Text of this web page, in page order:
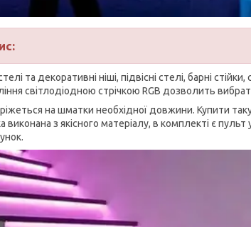
:
та декоративні ніші, підвісні стелі, барні
світлодіодною стрічкою RGB дозволить
на шматки необхідної довжини. Купити
виконана з якісного матеріалу, в комплекті є